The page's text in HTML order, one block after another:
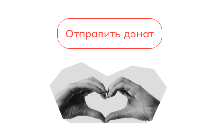
Отправить донат